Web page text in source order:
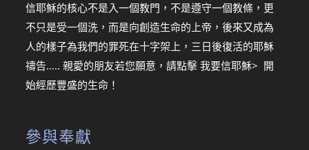
信耶穌的核心不是入一個教門，不是遵守一個教條，更
不只是受一個洗，而是向創造生命的上帝，後來又成為
人的樣子為我們的罪死在十字架上，三日後復活的耶穌
禱告….. 親愛的朋友若您願意，請點擊我要信耶穌> 開
始經歷豐盛的生命！
參與奉獻